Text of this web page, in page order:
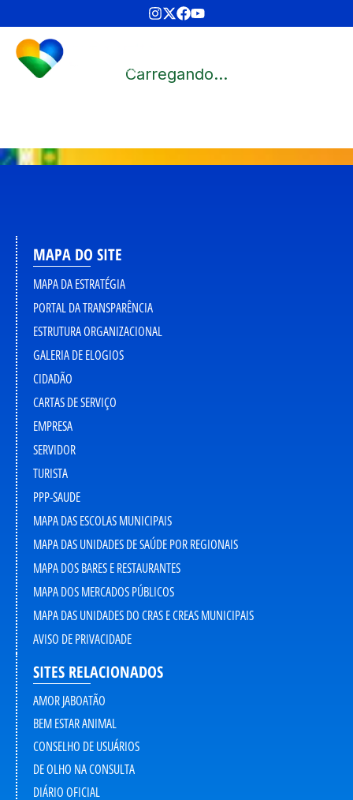
Carregando...
MAPA DO SITE
MAPA DA ESTRATÉGIA
PORTAL DA TRANSPARÊNCIA
ESTRUTURA ORGANIZACIONAL
GALERIA DE ELOGIOS
CIDADÃO
CARTAS DE SERVIÇO
EMPRESA
SERVIDOR
TURISTA
PPP-SAUDE
MAPA DAS ESCOLAS MUNICIPAIS
MAPA DAS UNIDADES DE SAÚDE POR REGIONAIS
MAPA DOS BARES E RESTAURANTES
MAPA DOS MERCADOS PÚBLICOS
MAPA DAS UNIDADES DO CRAS E CREAS MUNICIPAIS
AVISO DE PRIVACIDADE
SITES RELACIONADOS
AMOR JABOATÃO
BEM ESTAR ANIMAL
CONSELHO DE USUÁRIOS
DE OLHO NA CONSULTA
DIÁRIO OFICIAL